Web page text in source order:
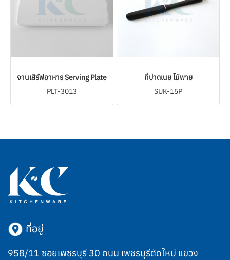
จานเสิร์ฟอาหาร Serving Plate
PLT-3013
ที่ปาดเนย ไม้พาย
SUK-15P
ที่อยู่
958/11 ซอยเพชรบุรี 30 ถนน เพชรบุรีตัดใหม่ แขวง